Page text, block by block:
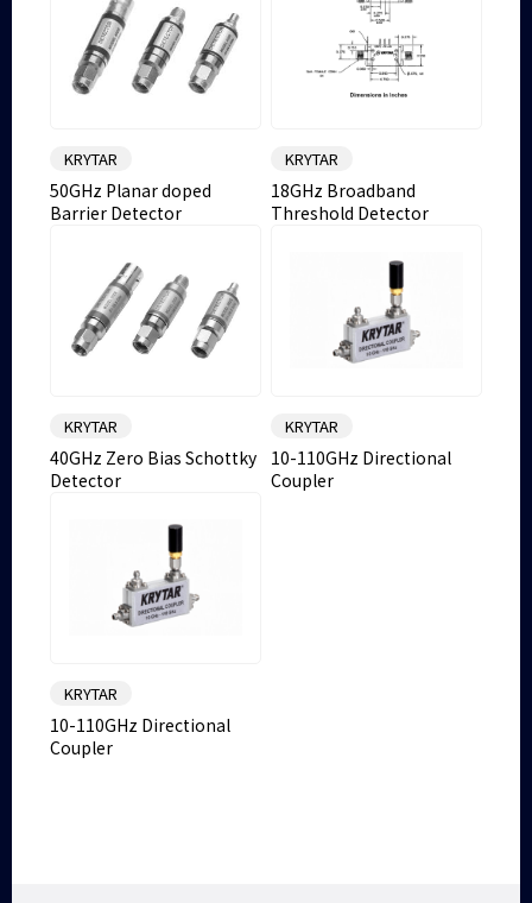
KRYTAR
50GHz Planar doped
Barrier Detector
KRYTAR
18GHz Broadband
Threshold Detector
KRYTAR
40GHz Zero Bias Schottky
Detector
KRYTAR
10-110GHz Directional
Coupler
KRYTAR
10-110GHz Directional
Coupler